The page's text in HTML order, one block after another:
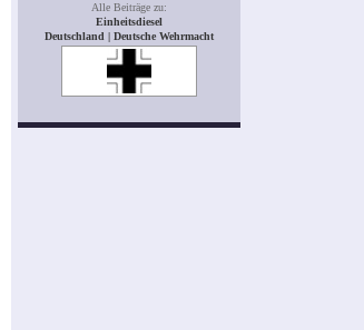
Alle Beiträge zu:
Einheitsdiesel
Deutschland | Deutsche Wehrmacht